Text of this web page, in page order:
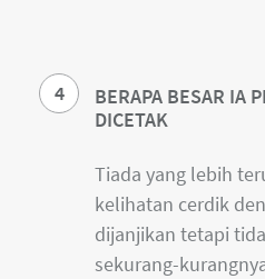
4
BERAPA BESAR IA
DICETAK
Tiada yang lebih
kelihatan cerdik
dijanjikan tetapi
sekurang-